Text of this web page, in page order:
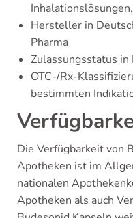
Hersteller in
Pharma
Zulassungsstatus in
OTC-/Rx-
bestimmten
Die Verfügbarkeit von
Apotheken ist im
nationalen
Apotheken als auch